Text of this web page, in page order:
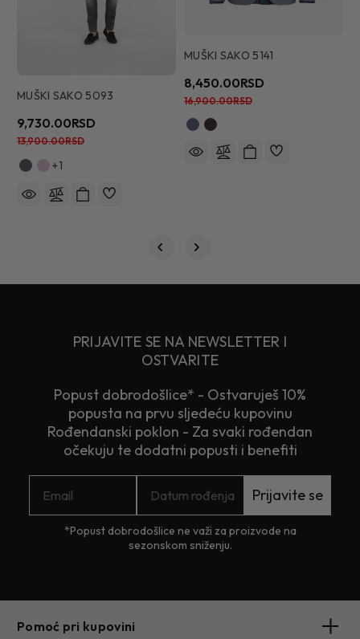
MUŠKI SAKO 5093
9,730.00RSD
13,900.00RSD
+1
MUŠKI SAKO 5141
8,450.00RSD
16,900.00RSD
PRIJAVITE SE NA NEWSLETTER I
OSTVARITE
Popust dobrodošlice* - Ostvaruješ 10%
popusta na prvu sljedeću kupovinu
Rođendanski poklon - Za svaki rođendan
očekuju te dodatni popusti i benefiti
Prijavite se
*Popust dobrodošlice ne važi za proizvode na
sezonskom sniženju.
Pomoć pri kupovini